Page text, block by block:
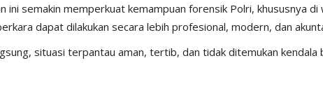
ini semakin memperkuat kemampuan forensik Polri, khususnya di
dapat dilakukan secara lebih profesional, modern, dan
situasi terpantau aman, tertib, dan tidak ditemukan kendala